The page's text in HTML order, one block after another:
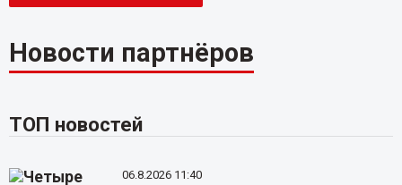
Новости партнёров
ТОП новостей
06.8.2026 11:40